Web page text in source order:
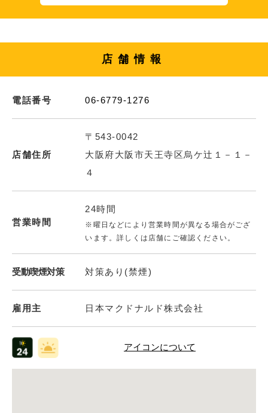
店舗情報
電話番号 06-6779-1276
店舗住所
〒543-0042
大阪府大阪市天王寺区烏ケ辻１－１－
４
営業時間
24時間
※曜日などにより営業時間が異なる場合がござ
います。詳しくは店舗にご確認ください。
受動喫煙対策 対策あり(禁煙)
雇用主 日本マクドナルド株式会社
アイコンについて